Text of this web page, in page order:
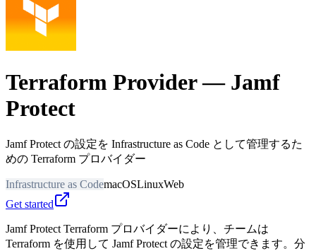
Terraform Provider — Jamf
Protect
Jamf Protect の設定を Infrastructure as Code として管理するた
めの Terraform プロバイダー
Infrastructure as CodemacOSLinuxWeb
Get started
Jamf Protect Terraform プロバイダーにより、チームは
Terraform を使用して Jamf Protect の設定を管理できます。分